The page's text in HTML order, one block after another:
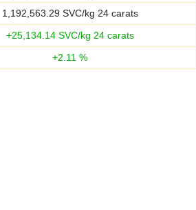
1,192,563.29SVC/kg 24 carats
+25,134.14SVC/kg 24 carats
+2.11 %